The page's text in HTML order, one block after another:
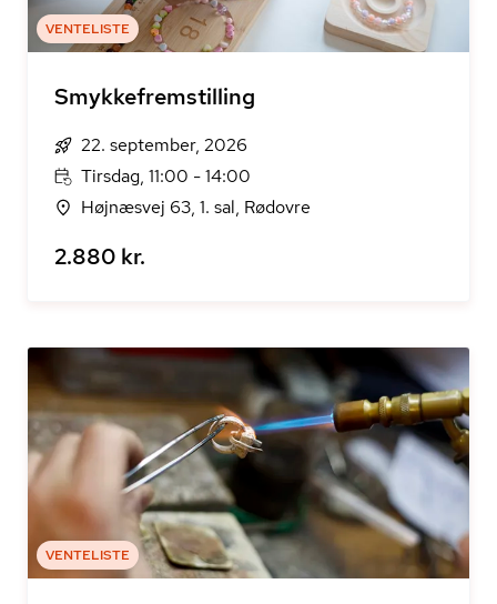
VENTELISTE
Smykkefremstilling
22. september, 2026
Tirsdag, 11:00 - 14:00
Højnæsvej 63, 1. sal, Rødovre
2.880 kr.
VENTELISTE